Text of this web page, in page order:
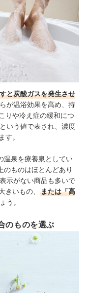
と炭酸ガスを発生させ
が温浴効果を高め、持
りや冷え症の緩和につ
いう値で表され、濃度
す。
温泉を療養泉としてい
ものはほとんどあり
示がない商品も多いで
きいもの、
または「高
う。
のものを選ぶ